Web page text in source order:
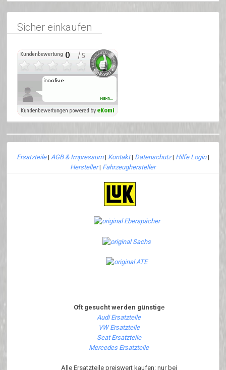
Sicher einkaufen
Ersatzteile| AGB & Impressum| Kontakt| Datenschutz| Hilfe Login|
Hersteller| Fahrzeughersteller
Oft gesucht werden günstige
Audi Ersatzteile
VW Ersatzteile
Seat Ersatzteile
Mercedes Ersatzteile
Alle Ersatzteile preiswert kaufen: nur bei